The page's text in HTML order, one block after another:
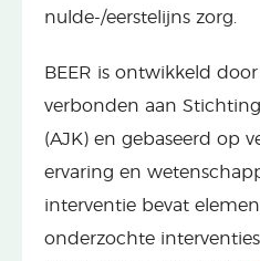
nulde-/eerstelijns zorg.
BEER is ontwikkeld
verbonden aan
(AJK) en gebaseerd op
ervaring en
interventie bevat
onderzochte